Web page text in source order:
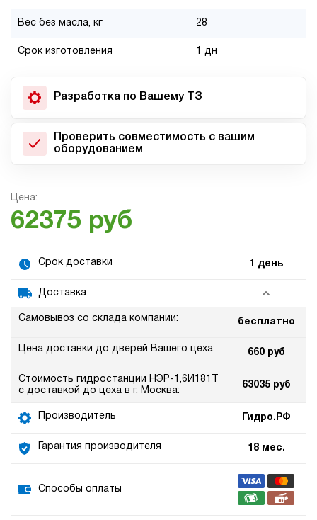
Вес без масла, кг 28
Срок изготовления 1 дн
Разработка по Вашему ТЗ
Проверить совместимость с вашим
оборудованием
Цена:
62375 руб
Срок доставки 1 день
Доставка
Самовывоз со склада компании: бесплатно
Цена доставки до дверей Вашего цеха: 660 руб
Стоимость гидростанции НЭР-1,6И181Т
с доставкой до цеха в г. Москва:
63035 руб
Производитель Гидро.РФ
Гарантия производителя 18 мес.
Способы оплаты